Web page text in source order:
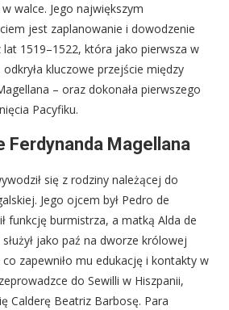
walce. Jego największym
jest zaplanowanie i dowodzenie
1519–1522, która jako pierwsza w
odkryła kluczowe przejście między
– oraz dokonała pierwszego
Pacyfiku.
Ferdynanda Magellana
się z rodziny należącej do
Jego ojcem był Pedro de
funkcję burmistrza, a matką Alda de
jako paź na dworze królowej
co zapewniło mu edukację i kontakty w
do Sewilli w Hiszpanii,
Calderę Beatriz Barbosę. Para